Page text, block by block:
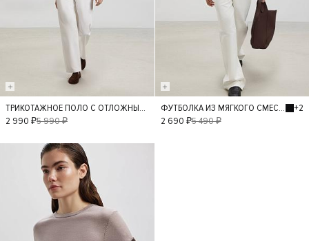
XS S
ТРИКОТАЖНОЕ ПОЛО С ОТЛОЖНЫМ ВОРОТНИКОМ
2 990 ₽5 990 ₽ S L
ФУТБОЛКА ИЗ МЯГКОГО СМЕСОВОГО ТРИКОТАЖА
+2
2 690 ₽5 490 ₽